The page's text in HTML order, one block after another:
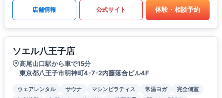
店舗情報 公式サイト 体験・相談予約
ソエル八王子店
高尾山口駅から車で15分
東京都八王子市明神町4-7-2内藤落合ビル4F
ウェアレンタル サウナ マシンピラティス 常温ヨガ
完全個室